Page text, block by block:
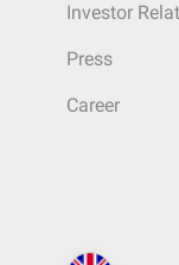
Investor
Press
Career